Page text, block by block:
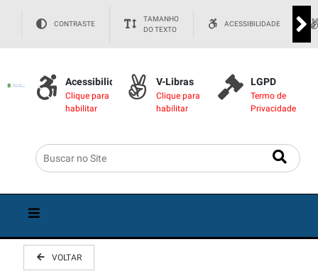
CONTRASTE
TAMANHO
DO TEXTO
ACESSIBILIDADE
Acessibilidade
Clique para
habilitar
V-Libras
Clique para
habilitar
LGPD
Termo de
Privacidade
VOLTAR